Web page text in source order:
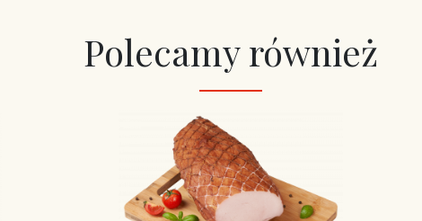
Polecamy również